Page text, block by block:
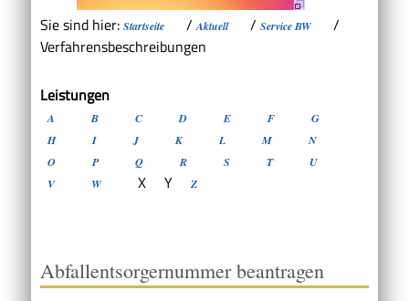
Sie sind hier: Startseite /Aktuell / Service BW
/
Verfahrensbeschreibungen
Leistungen
A B C D E F
G
H
I J K L M
N
O
P Q R S T
U
V
W X Y Z
Abfallentsorgernummer beantragen